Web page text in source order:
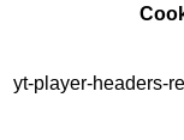
yt-player-headers-